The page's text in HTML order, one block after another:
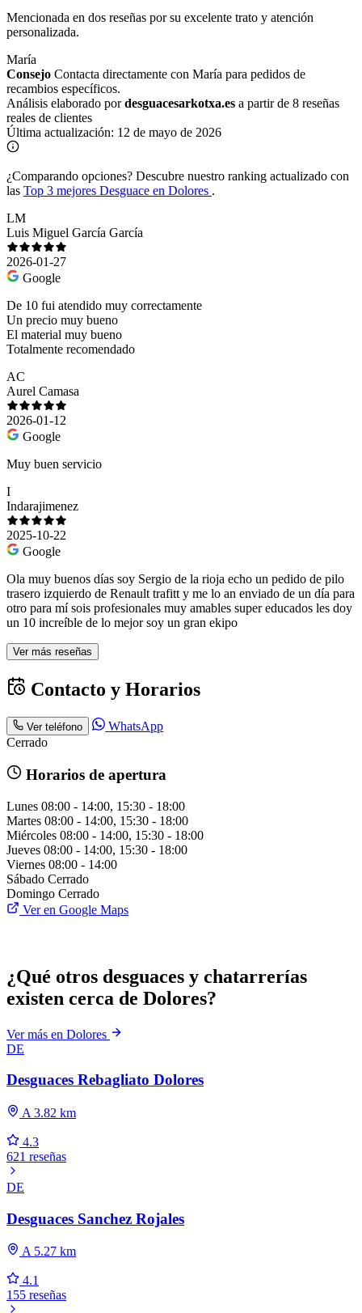
Mencionada en dos reseñas por su excelente trato y atención
personalizada.
María
Consejo Contacta directamente con María para pedidos de
recambios específicos.
Análisis elaborado pordesguacesarkotxa.es a partir de 8 reseñas
reales de clientes
Última actualización: 12 de mayo de 2026
¿Comparando opciones? Descubre nuestro ranking actualizado con
las Top 3 mejores Desguace en Dolores .
LM
Luis Miguel García García
2026-01-27
Google
De 10 fui atendido muy correctamente
Un precio muy bueno
El material muy bueno
Totalmente recomendado
AC
Aurel Camasa
2026-01-12
Google
Muy buen servicio
I
Indarajimenez
2025-10-22
Google
Ola muy buenos días soy Sergio de la rioja echo un pedido de pilo
trasero izquierdo de Renault trafitt y me lo an enviado de un día para
otro para mí sois profesionales muy amables super educados les doy
un 10 increíble de lo mejor soy un gran ekipo
Ver más reseñas
Contacto y Horarios
Ver teléfono
WhatsApp
Cerrado
Horarios de apertura
Lunes 08:00 - 14:00, 15:30 - 18:00
Martes 08:00 - 14:00, 15:30 - 18:00
Miércoles 08:00 - 14:00, 15:30 - 18:00
Jueves 08:00 - 14:00, 15:30 - 18:00
Viernes 08:00 - 14:00
Sábado Cerrado
Domingo Cerrado
Ver en Google Maps
¿Qué otros desguaces y chatarrerías
existen cerca de Dolores?
Ver más en Dolores
DE
Desguaces Rebagliato Dolores
A 3.82 km
4.3
621 reseñas
DE
Desguaces Sanchez Rojales
A 5.27 km
4.1
155 reseñas